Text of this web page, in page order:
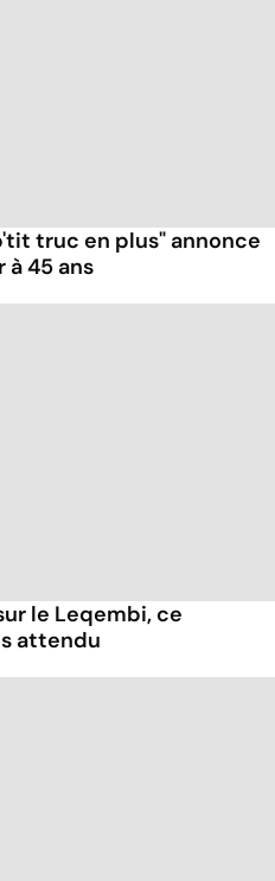
truc en plus" annonce
45 ans
le Leqembi, ce
attendu